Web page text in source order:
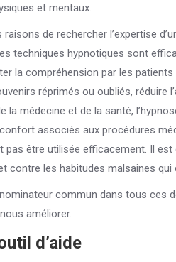
et mentaux.
de rechercher l’expertise
techniques hypnotiques sont
la compréhension par les
réprimés ou oubliés, réduire
la médecine et de la santé,
associés aux procédures
pas être utilisée efficacement. Il
contre les habitudes malsaines qui
commun dans tous ces
améliorer.
d’aide